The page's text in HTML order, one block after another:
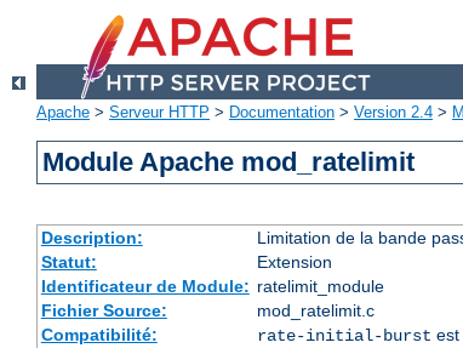
Apache > Serveur HTTP > Documentation > Version 2.4 >
Module Apache mod_ratelimit
Description:
Limitation de la bande
Statut:
Extension
Identificateur de Module: ratelimit_module
Fichier Source:
mod_ratelimit.c
Compatibilité:
rate-initial-burst est